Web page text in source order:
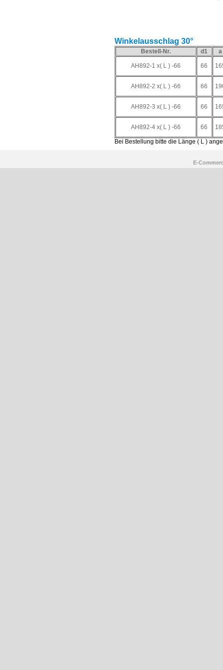
Winkelausschlag 30°
Bestell-Nr. d1 a
AH892-1 x( L ) -66 66
AH892-2 x( L ) -66 66
AH892-3 x( L ) -66 66
AH892-4 x( L ) -66 66
Bei Bestellung bitte die Länge ( L )
E-